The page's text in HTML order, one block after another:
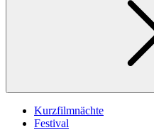
Kurzfilmnächte
Festival